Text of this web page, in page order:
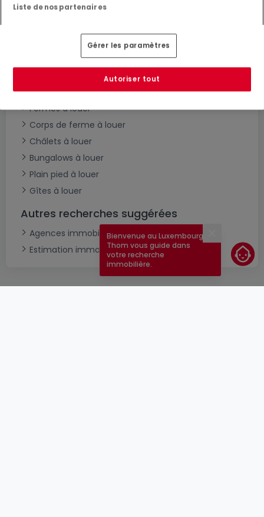
Maisons individuelles à louer
Maisons jumelées à louer
Maisons de maître à louer
Châteaux à louer
Fermes à louer
Corps de ferme à louer
Châlets à louer
Bungalows à louer
Plain pied à louer
Gîtes à louer
Autres recherches suggérées
Agences immobilières à
Estimation immobilière
Fermer
Bienvenue au Luxembourg !
Thom vous guide dans
votre recherche
immobilière.
Liste de nos partenaires
Gérer les paramètres
Autoriser tout